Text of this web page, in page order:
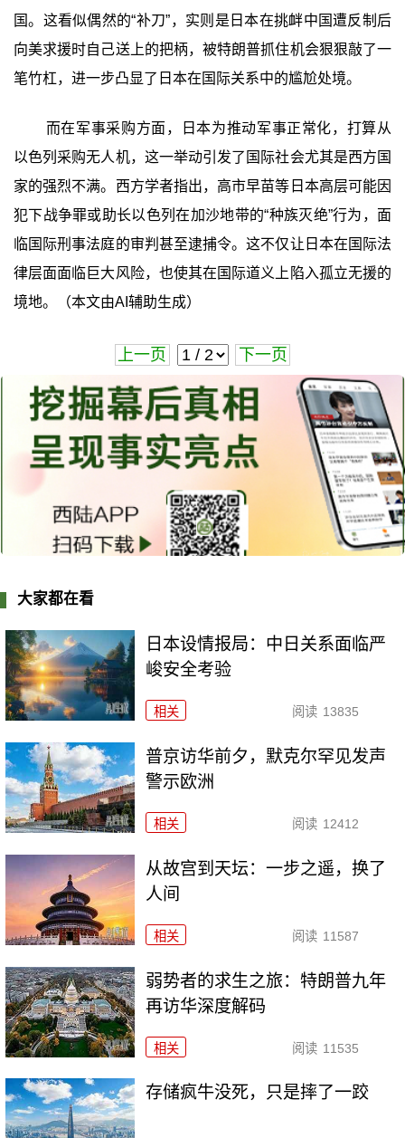
国。这看似偶然的“补刀”，实则是日本在挑衅中国遭反制后
向美求援时自己送上的把柄，被特朗普抓住机会狠狠敲了一
笔竹杠，进一步凸显了日本在国际关系中的尴尬处境。
而在军事采购方面，日本为推动军事正常化，打算从
以色列采购无人机，这一举动引发了国际社会尤其是西方国
家的强烈不满。西方学者指出，高市早苗等日本高层可能因
犯下战争罪或助长以色列在加沙地带的“种族灭绝”行为，面
临国际刑事法庭的审判甚至逮捕令。这不仅让日本在国际法
律层面面临巨大风险，也使其在国际道义上陷入孤立无援的
境地。（本文由AI辅助生成）
上一页 下一页
大家都在看
日本设情报局：中日关系面临严
峻安全考验
相关 阅读 13835
普京访华前夕，默克尔罕见发声
警示欧洲
相关 阅读 12412
从故宫到天坛：一步之遥，换了
人间
相关 阅读 11587
弱势者的求生之旅：特朗普九年
再访华深度解码
相关 阅读 11535
存储疯牛没死，只是摔了一跤